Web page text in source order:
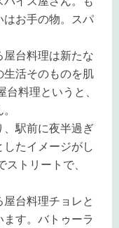
はお手の物。スパ
屋台料理は新たな
生活そのものを肌
料理というと、
、駅前に夜半過ぎ
たイメージがし
トリートで、
台料理チョレと
す。バトゥーラ